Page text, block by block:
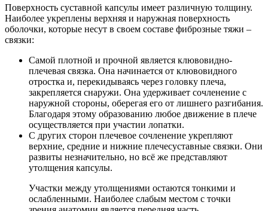
Поверхность суставной капсулы имеет различную толщину.
Наиболее укреплены верхняя и наружная поверхность
оболочки, которые несут в своем составе фиброзные тяжи –
связки:
Самой плотной и прочной является клювовидно-
плечевая связка. Она начинается от клювовидного
отростка и, перекидываясь через головку плеча,
закрепляется снаружи. Она удерживает сочленение с
наружной стороны, оберегая его от лишнего разгибания.
Благодаря этому образованию любое движение в плече
осуществляется при участии лопатки.
С других сторон плечевое сочленение укрепляют
верхние, средние и нижние плечесуставные связки. Они
развиты незначительно, но всё же представляют
утолщения капсулы.
Участки между утолщениями остаются тонкими и
ослабленными. Наиболее слабым местом с точки